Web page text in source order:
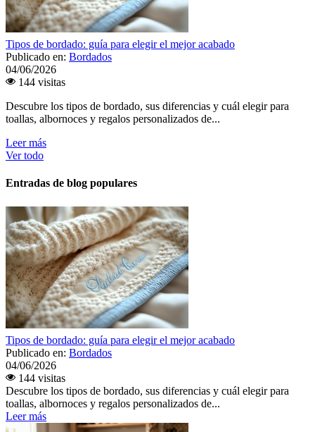
Tipos de bordado: guía para elegir el mejor acabado
Publicado en: Bordados
04/06/2026
144 visitas
Descubre los tipos de bordado, sus diferencias y cuál elegir para
toallas, albornoces y regalos personalizados de...
Leer más
Ver todo
Entradas de blog populares
Tipos de bordado: guía para elegir el mejor acabado
Publicado en: Bordados
04/06/2026
144 visitas
Descubre los tipos de bordado, sus diferencias y cuál elegir para
toallas, albornoces y regalos personalizados de...
Leer más